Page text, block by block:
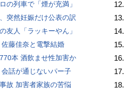
の列車で「煙が充満」
突然妊娠だけ公表の訳
友人「ラッキーやん」
藤佳奈と電撃結婚
本 酒飲ませ性加害か
話が通じないパー子
故 加害者家族の苦悩
12.
13.
14.
15.
16.
17.
18.